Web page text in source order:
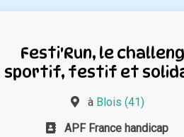
Festi'Run, le
sportif, festif et
à Blois (41)
APF France handicap